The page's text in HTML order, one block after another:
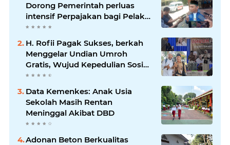
Dorong Pemerintah perluas
intensif Perpajakan bagi Pelaku
Usaha UMKM.
H. Rofii Pagak Sukses, berkah
Menggelar Undian Umroh
Gratis, Wujud Kepedulian Sosial
berbagi.
Data Kemenkes: Anak Usia
Sekolah Masih Rentan
Meninggal Akibat DBD
Adonan Beton Berkualitas